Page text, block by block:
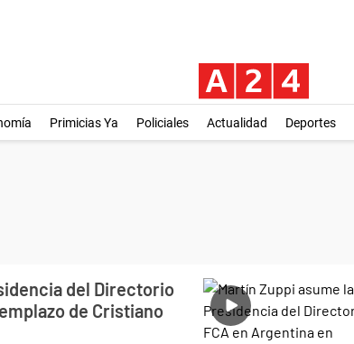
Primicias Ya Policiales Actualidad Deportes
del Directorio
de Cristiano